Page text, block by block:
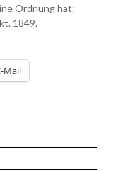
Ordnung hat:
1849.
Mail